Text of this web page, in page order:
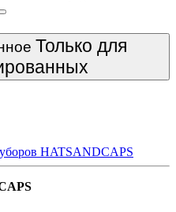
Только для